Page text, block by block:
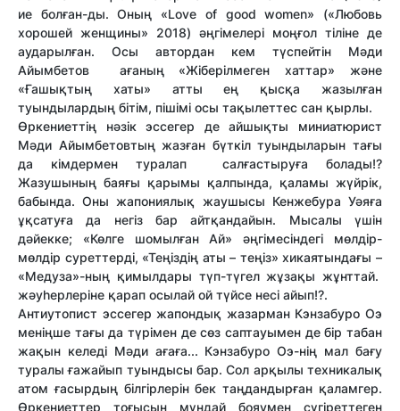
ие болған-ды. Оның «Love of good women» («Любовь
хорошей женщины» 2018) әңгімелері моңғол тіліне де
аударылған. Осы автордан кем түспейтін Мәди
Айымбетов ағаның «Жіберілмеген хаттар» және
«Ғашықтың хаты» атты ең қысқа жазылған
туындылардың бітім, пішімі осы тақылеттес сан қырлы.
Өркениеттің нәзік эссегер де айшықты миниатюрист
Мәди Айымбетовтың жазған бүткіл туындыларын тағы
да кімдермен туралап салғастыруға болады!?
Жазушының баяғы қарымы қалпында, қаламы жүйрік,
бабында. Оны жапониялық жаушысы Кенжебура Уәяға
ұқсатуға да негіз бар айтқандайын. Мысалы үшін
дәйекке; «Көлге шомылған Ай» әңгімесіндегі мөлдір-
мөлдір суреттерді, «Теңіздің аты – теңіз» хикаятындағы –
«Медуза»-ның қимылдары түп-түгел жұзақы жұнттай.
жәуһерлеріне қарап осылай ой түйсе несі айып!?.
Антиутопист эссегер жапондық жазарманКэнзабуро Оэ
меніңше тағы да түрімен де сөз саптауымен де бір табан
жақын келеді Мәди ағаға... Кэнзабуро Оэ-нің мал бағу
туралы ғажайып туындысы бар. Сол арқылы техникалық
атом ғасырдың білгірлерін бек таңдандырған қаламгер.
Өркениеттер тоғысын мұндай бояумен сүгіреттеген